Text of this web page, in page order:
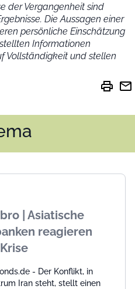
der Vergangenheit sind
Die Aussagen einer
persönliche Einschätzung
Informationen
Vollständigkeit und stellen
print mail
| Asiatische
reagieren
- Der Konflikt, in
Iran steht, stellt einen